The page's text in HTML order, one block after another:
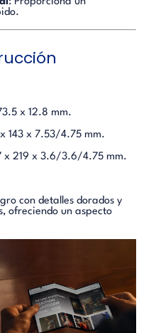
x 12.8 mm.
143 x 7.53/4.75 mm.
x 219 x 3.6/3.6/4.75 mm.
con detalles dorados y
ofreciendo un aspecto